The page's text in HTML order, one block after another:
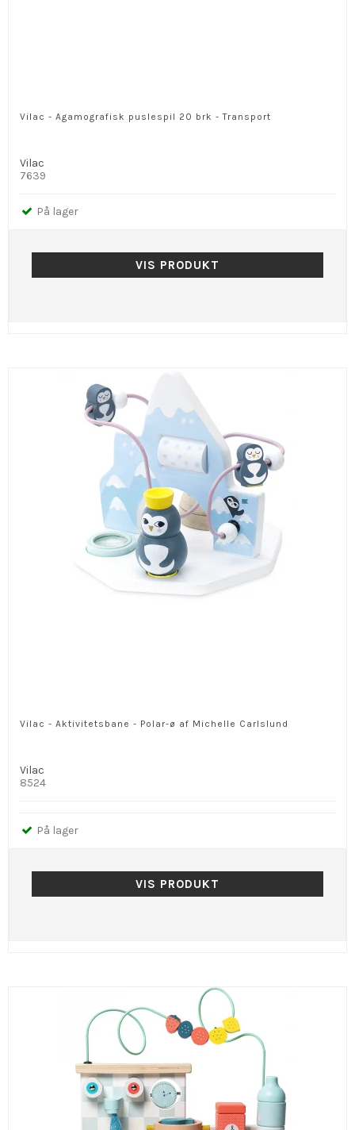
Vilac - Agamografisk puslespil 20 brk - Transport
Vilac
7639
På lager
VIS PRODUKT
Vilac - Aktivitetsbane - Polar-ø af Michelle Carlslund
Vilac
8524
På lager
VIS PRODUKT